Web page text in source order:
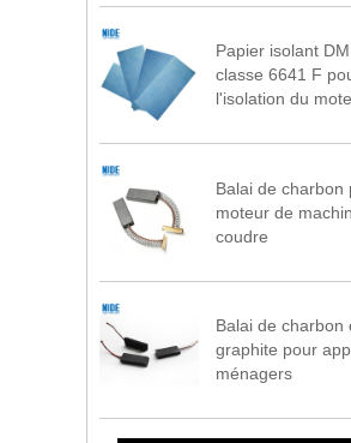
Papier isolant
classe 6641 F
l'isolation du
Balai de charbon
moteur de
coudre
Balai de charbon
graphite pour
ménagers